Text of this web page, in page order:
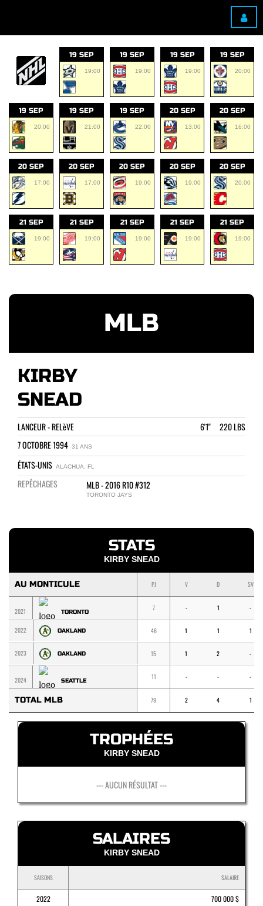
19 SEP
19:00
19 SEP
19:00
19 SEP
19:00
19 SEP
20:00
19 SEP
20:00
19 SEP
21:00
19 SEP
22:00
20 SEP
13:00
20 SEP
16:00
20 SEP
17:00
20 SEP
17:00
20 SEP
19:00
20 SEP
19:00
20 SEP
20:00
21 SEP
19:00
21 SEP
19:00
21 SEP
19:00
21 SEP
19:00
21 SEP
19:00
MLB
KIRBY
SNEAD
LANCEUR - RELèVE
6'1" 220 LBS
7 OCTOBRE 1994 31 ANS
ÉTATS-UNIS ALACHUA, FL
REPÊCHAGES MLB - 2016 R10 #312
TORONTO JAYS
STATS
KIRBY SNEAD
AU MONTICULE PJ V D SV
2021 TORONTO 7 - 1 -
2022 OAKLAND 46 1 1 1
2023 OAKLAND 15 1 2 -
2024 SEATTLE 11 - - -
TOTAL MLB 79 2 4 1
TROPHÉES
KIRBY SNEAD
--- AUCUN RÉSULTAT ---
SALAIRES
KIRBY SNEAD
SAISONS SALAIRE
2022
700 000 $